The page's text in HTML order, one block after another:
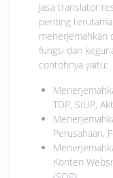
Jasa translator
penting
menerjemahkan
fungsi dan
contohnya yaitu:
TDP, SIUP,
Perusahaan,
Konten